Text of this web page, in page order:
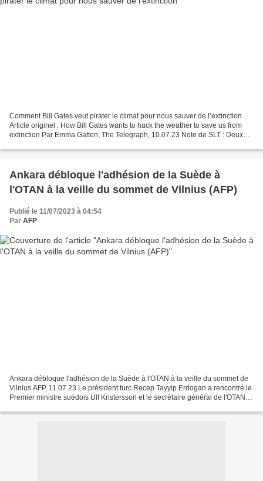
Comment Bill Gates veut pirater le climat pour nous sauver de l’extinction
Article originel : How Bill Gates wants to hack the weather to save us from
extinction Par Emma Gatten, The Telegraph, 10.07.23 Note de SLT : Deux
Ankara débloque l'adhésion de la Suède à
l'OTAN à la veille du sommet de Vilnius (AFP)
Publié le 11/07/2023 à 04:54
Par AFP
Ankara débloque l'adhésion de la Suède à l'OTAN à la veille du sommet de
Vilnius AFP, 11.07.23 Le président turc Recep Tayyip Erdogan a rencontré le
Premier ministre suédois Ulf Kristersson et le secrétaire général de l'OTAN